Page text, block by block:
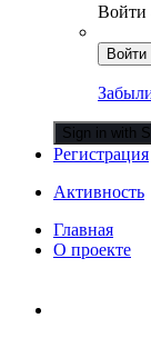
Войти
Войти
Sign in with
Регистрация
Активность
Главная
О проекте